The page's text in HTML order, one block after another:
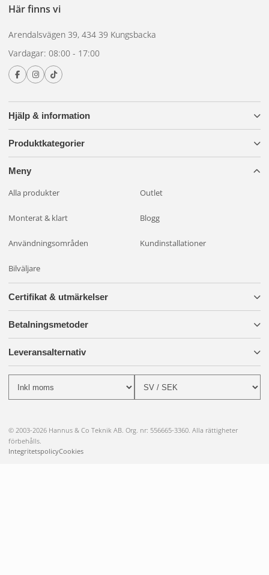
Hjälp & information
Produktkategorier
Meny
Alla produkter Outlet
Monterat & klart Blogg
Användningsområden Kundinstallationer
Bilväljare
Här finns vi
Arendalsvägen 39, 434 39 Kungsbacka
Vardagar: 08:00 - 17:00
Certifikat & utmärkelser
Betalningsmetoder
Leveransalternativ
© 2003-2026 Hannus & Co Teknik AB. Org. nr: 556665-3360. Alla rättigheter
förbehålls.
IntegritetspolicyCookies